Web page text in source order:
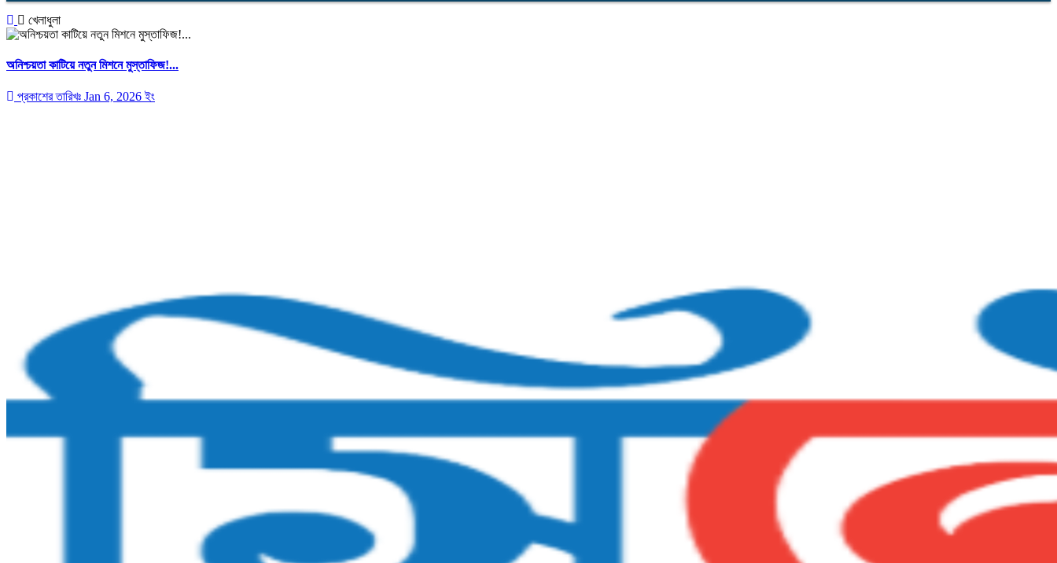
খেলাধুলা
অনিশ্চয়তা কাটিয়ে নতুন মিশনে মুস্তাফিজ!...
প্রকাশের তারিখঃ Jan 6, 2026 ইং